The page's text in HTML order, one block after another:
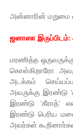
அன்னாரின் மறுமை
ஜனாஸா இருப்பிடம்:
மரணித்த
கொள்கிறாரோ
அடக்கம்
அவருக்கு இரண்டு
இரண்டு 'கீராத்'
இரண்டு பெரிய
அவர்கள்